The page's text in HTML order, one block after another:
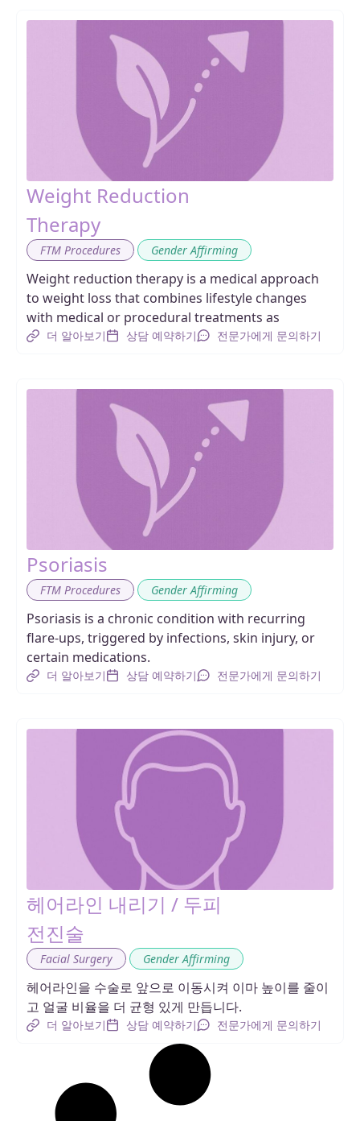
Weight Reduction
Therapy
FTM Procedures Gender Affirming
Weight reduction therapy is a medical approach
to weight loss that combines lifestyle changes
with medical or procedural treatments as
더 알아보기 상담 예약하기 전문가에게 문의하기
Psoriasis
FTM Procedures Gender Affirming
Psoriasis is a chronic condition with recurring
flare-ups, triggered by infections, skin injury, or
certain medications.
더 알아보기 상담 예약하기 전문가에게 문의하기
헤어라인 내리기 / 두피
전진술
Facial Surgery Gender Affirming
헤어라인을 수술로 앞으로 이동시켜 이마 높이를 줄이
고 얼굴 비율을 더 균형 있게 만듭니다.
더 알아보기 상담 예약하기 전문가에게 문의하기